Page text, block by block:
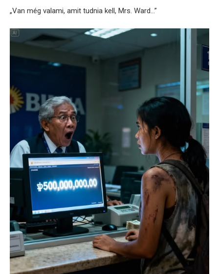
„Van még valami, amit tudnia kell, Mrs. Ward…”